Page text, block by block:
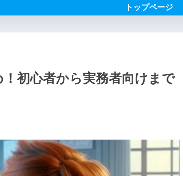
トップページ
初心者から実務者向けまで